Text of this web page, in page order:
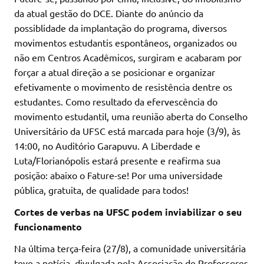
da atual gestão do DCE. Diante do anúncio da
possiblidade da implantação do programa, diversos
movimentos estudantis espontâneos, organizados ou
não em Centros Acadêmicos, surgiram e acabaram por
forçar a atual direção a se posicionar e organizar
efetivamente o movimento de resistência dentre os
estudantes. Como resultado da efervescência do
movimento estudantil, uma reunião aberta do Conselho
Universitário da UFSC está marcada para hoje (3/9), às
14:00, no Auditório Garapuvu. A Liberdade e
Luta/Florianópolis estará presente e reafirma sua
posição: abaixo o Fature-se! Por uma universidade
pública, gratuita, de qualidade para todos!
Cortes de verbas na UFSC podem inviabilizar o seu
funcionamento
Na última terça-feira (27/8), a comunidade universitária